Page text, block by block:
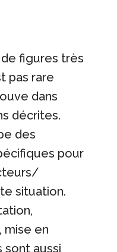
figures très
pas rare
dans
décrites.
des
pour
situation.
mise en
sont aussi